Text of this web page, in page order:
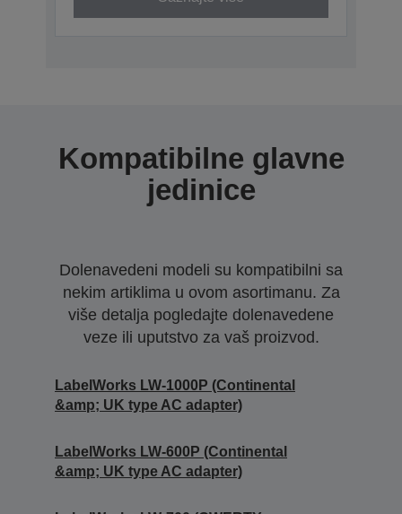
Kompatibilne glavne
jedinice
Dolenavedeni modeli su kompatibilni sa
nekim artiklima u ovom asortimanu. Za
više detalja pogledajte dolenavedene
veze ili uputstvo za vaš proizvod.
LabelWorks LW-1000P (Continental
&amp; UK type AC adapter)
LabelWorks LW-600P (Continental
&amp; UK type AC adapter)